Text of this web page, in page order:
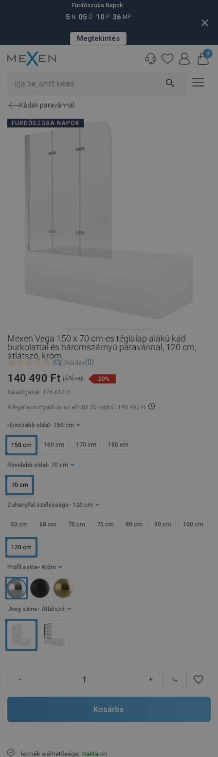
Fürdőszoba Napok:
5 N 05 Ó 10 P 36 MP
Megtekintés
close
search
0
Kádak paravánnal
FÜRDŐSZOBA NAPOK
Mexen Vega 150 x 70 cm-es téglalap alakú kád
burkolattal és háromszárnyú paravánnal, 120 cm,
átlátszó, króm
(0) Kérdés(0)
Katalógusár: 175 612 Ft
140 490 Ft (ÁFÁ-val) 20%
A legalacsonyabb ár az elmúlt 30 naptól: 140 490 Ft
Hosszabb oldal - 150 cm
150 cm 160 cm 170 cm 180 cm
Rövidebb oldal - 70 cm
70 cm
Üveg színe - Átlátszó
Profil színe - Króm
Zuhanyfal szélessége - 120 cm
50 cm 60 cm 70 cm 75 cm 80 cm 90 cm 100 cm
120 cm
- + favorite_border
Kosárba
Termék elérhetősége: Raktáron